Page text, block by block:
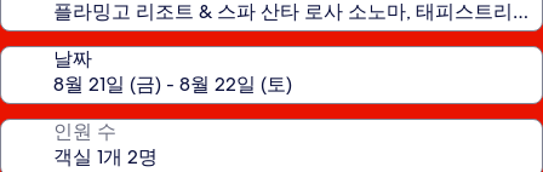
날짜
인원 수